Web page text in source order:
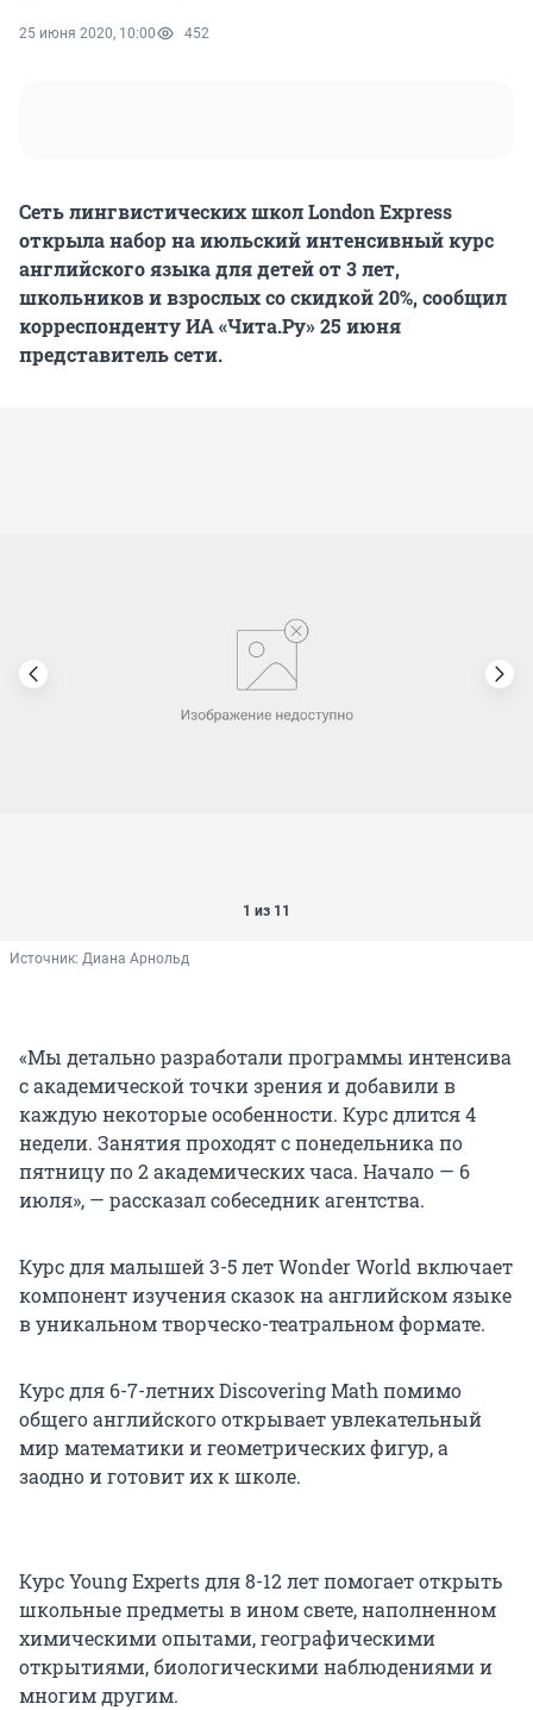
25 июня 2020, 10:00 452
Сеть лингвистических школ London Express
открыла набор на июльский интенсивный курс
английского языка для детей от 3 лет,
школьников и взрослых со скидкой 20%, сообщил
корреспонденту ИА «Чита.Ру» 25 июня
представитель сети.
1 из 11
Источник: Диана Арнольд
«Мы детально разработали программы интенсива
с академической точки зрения и добавили в
каждую некоторые особенности. Курс длится 4
недели. Занятия проходят с понедельника по
пятницу по 2 академических часа. Начало — 6
июля», — рассказал собеседник агентства.
Курс для малышей 3-5 лет Wonder World включает
компонент изучения сказок на английском языке
в уникальном творческо-театральном формате.
Курс для 6-7-летних Discovering Math помимо
общего английского открывает увлекательный
мир математики и геометрических фигур, а
заодно и готовит их к школе.
Курс Young Experts для 8-12 лет помогает открыть
школьные предметы в ином свете, наполненном
химическими опытами, географическими
открытиями, биологическими наблюдениями и
многим другим.